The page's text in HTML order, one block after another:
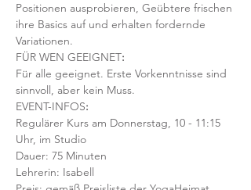
Positionen ausprobieren, Geübtere frischen
ihre Basics auf und erhalten fordernde
Variationen.
FÜR WEN GEEIGNET:
Für alle geeignet. Erste Vorkenntnisse sind
sinnvoll, aber kein Muss.
EVENT-INFOS:
Regulärer Kurs am Donnerstag, 10 - 11:15
Uhr, im Studio
Dauer: 75 Minuten
Lehrerin: Isabell